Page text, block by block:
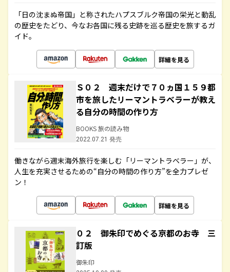
「日の沈まぬ帝国」と称されたハプスブルク帝国の栄光と動乱
の歴史をたどり、今なお各国に残る史跡を巡る歴史を旅するガ
イド。
詳細を見る
Ｓ０２ 週末だけで７０ヵ国１５９都
市を旅したリーマントラベラーが教え
る自分の時間の作り方
BOOKS 旅の読み物
2022.07.21 発売
働きながら週末海外旅行を楽しむ「リーマントラベラー」が、
人生を充実させるための“自分の時間の作り方”を全力プレゼ
ン！
詳細を見る
０２ 御朱印でめぐる京都のお寺 三
訂版
御朱印